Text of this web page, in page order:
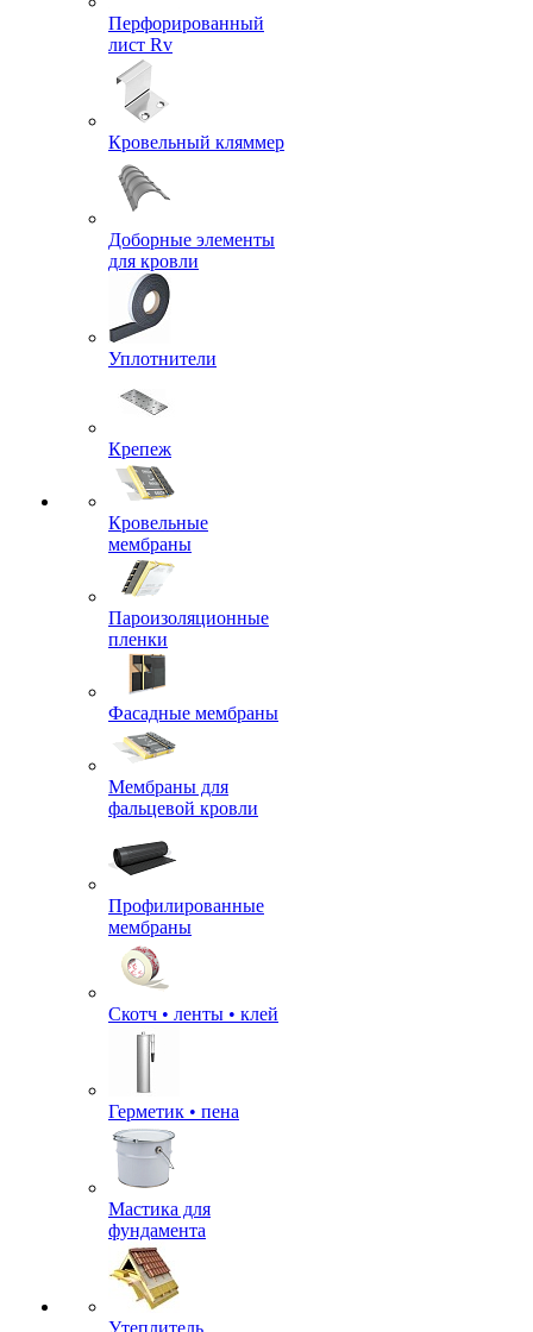
Перфорированный
лист Rv
Кровельный кляммер
Доборные элементы
для кровли
Уплотнители
Крепеж
Кровельные
мембраны
Пароизоляционные
пленки
Фасадные мембраны
Мембраны для
фальцевой кровли
Профилированные
мембраны
Скотч • ленты • клей
Герметик • пена
Мастика для
фундамента
Утеплитель